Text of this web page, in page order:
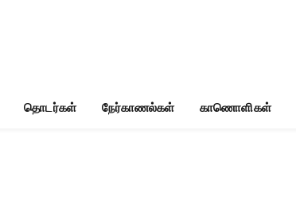
தொடர்கள் நேர்காணல்கள் காணொளிகள்